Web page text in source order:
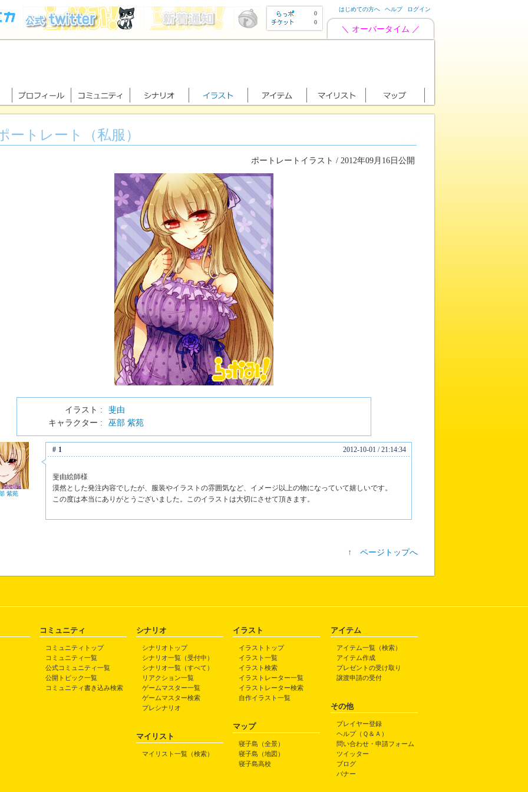
0
0
はじめての方へ ヘルプ ログイン
＼ オーバータイム ／
ートレート（私服）
ポートレートイラスト / 2012年09月16日公開
イラスト :
斐由
キャラクター :
巫部 紫苑
紫苑
#1 2012-10-01 / 21:14:34
斐由絵師様
漠然とした発注内容でしたが、服装やイラストの雰囲気など、イメージ以上の物になっていて嬉しいです。
この度は本当にありがとうございました。このイラストは大切にさせて頂きます。
↑ ページトップへ
コミュニティ
コミュニティトップ
コミュニティ一覧
公式コミュニティ一覧
公開トピック一覧
コミュニティ書き込み検索
シナリオ
シナリオトップ
シナリオ一覧（受付中）
シナリオ一覧（すべて）
リアクション一覧
ゲームマスター一覧
ゲームマスター検索
プレシナリオ
マイリスト
マイリスト一覧（検索）
イラスト
イラストトップ
イラスト一覧
イラスト検索
イラストレーター一覧
イラストレーター検索
自作イラスト一覧
マップ
寝子島（全景）
寝子島（地図）
寝子島高校
アイテム
アイテム一覧（検索）
アイテム作成
プレゼントの受け取り
譲渡申請の受付
その他
プレイヤー登録
ヘルプ（Ｑ＆Ａ）
問い合わせ・申請フォーム
ツイッター
ブログ
バナー